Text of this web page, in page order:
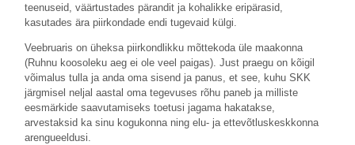
teenuseid, väärtustades pärandit ja kohalikke eripärasid,
kasutades ära piirkondade endi tugevaid külgi.
Veebruaris on üheksa piirkondlikku mõttekoda üle maakonna
(Ruhnu koosoleku aeg ei ole veel paigas). Just praegu on kõigil
võimalus tulla ja anda oma sisend ja panus, et see, kuhu SKK
järgmisel neljal aastal oma tegevuses rõhu paneb ja milliste
eesmärkide saavutamiseks toetusi jagama hakatakse,
arvestaksid ka sinu kogukonna ning elu- ja ettevõtluskeskkonna
arengueeldusi.